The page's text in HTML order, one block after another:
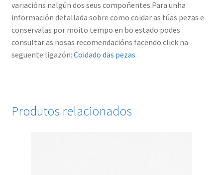
variacións nalgún dos seus compoñentes.Para unha
información detallada sobre como coidar as túas pezas e
conservalas por moito tempo en bo estado podes
consultar as nosas recomendacións facendo click na
seguente ligazón: Coidado das pezas
Produtos relacionados